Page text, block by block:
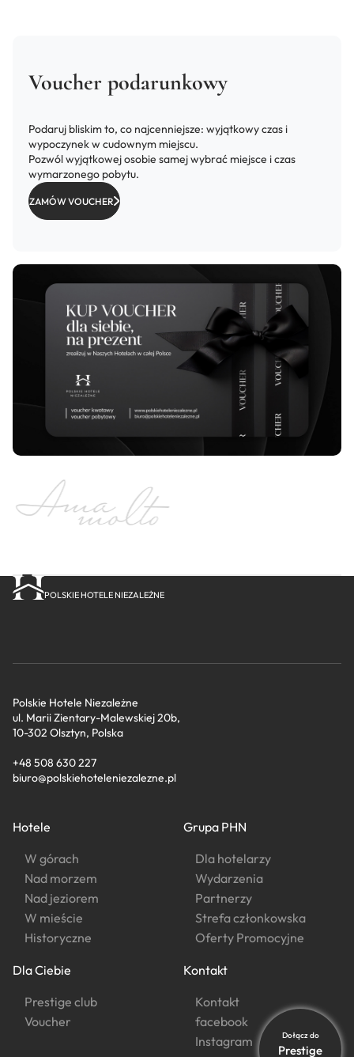
Dołącz do
Prestige
Voucher podarunkowy
Podaruj bliskim to, co najcenniejsze: wyjątkowy czas i
wypoczynek w cudownym miejscu.
Pozwól wyjątkowej osobie samej wybrać miejsce i czas
wymarzonego pobytu.
ZAMÓW VOUCHER
POLSKIE HOTELE NIEZALEŻNE
Polskie Hotele Niezależne
ul. Marii Zientary-Malewskiej 20b,
10-302 Olsztyn, Polska
+48 508 630 227
biuro@polskiehoteleniezalezne.pl
Hotele
W górach
Nad morzem
Nad jeziorem
W mieście
Historyczne
Grupa PHN
Dla hotelarzy
Wydarzenia
Partnerzy
Strefa członkowska
Oferty Promocyjne
Dla Ciebie
Prestige club
Voucher
Kontakt
Kontakt
facebook
Instagram